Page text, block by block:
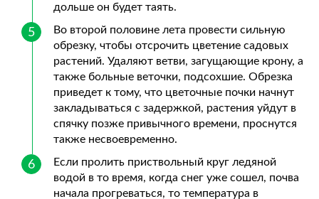
дольше он будет таять.
Во второй половине лета провести сильную
обрезку, чтобы отсрочить цветение садовых
растений. Удаляют ветви, загущающие крону, а
также больные веточки, подсохшие. Обрезка
приведет к тому, что цветочные почки начнут
закладываться с задержкой, растения уйдут в
спячку позже привычного времени, проснутся
также несвоевременно.
Если пролить приствольный круг ледяной
водой в то время, когда снег уже сошел, почва
начала прогреваться, то температура в